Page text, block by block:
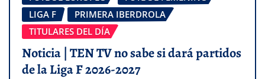
LIGA F
PRIMERA IBERDROLA
TITULARES DEL DÍA
Noticia | TEN TV no sabe si dará partidos
de la Liga F 2026-2027